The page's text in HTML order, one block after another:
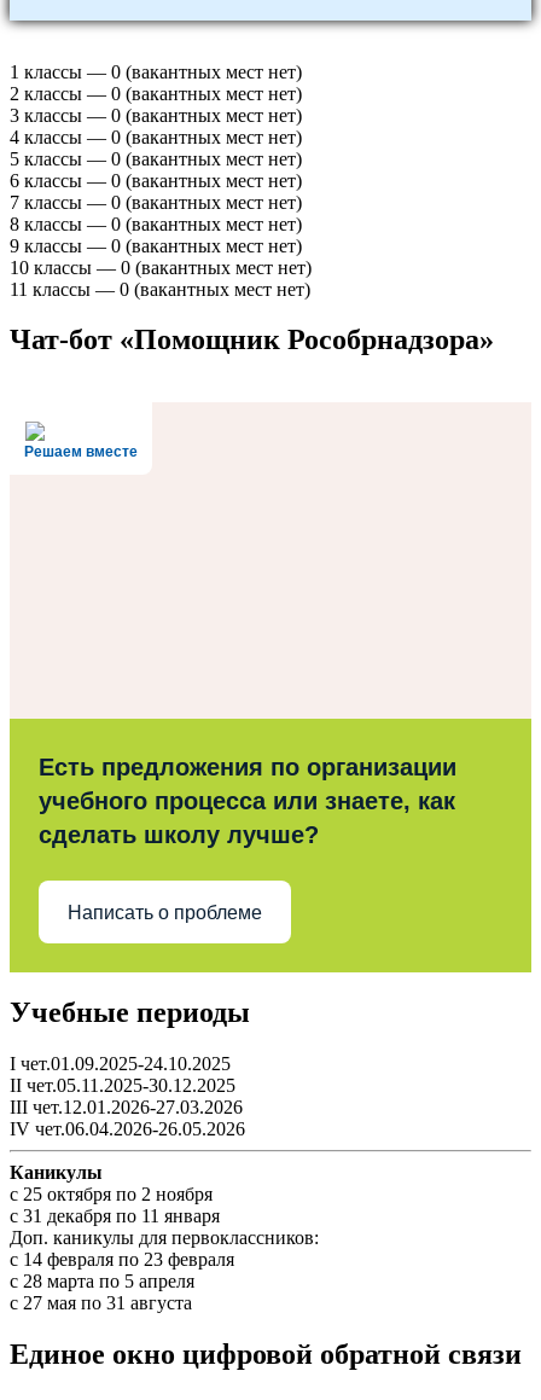
1 классы — 0 (вакантных мест нет)
2 классы — 0 (вакантных мест нет)
3 классы — 0 (вакантных мест нет)
4 классы — 0 (вакантных мест нет)
5 классы — 0 (вакантных мест нет)
6 классы — 0 (вакантных мест нет)
7 классы — 0 (вакантных мест нет)
8 классы — 0 (вакантных мест нет)
9 классы — 0 (вакантных мест нет)
10 классы — 0 (вакантных мест нет)
11 классы — 0 (вакантных мест нет)
Чат-бот «Помощник Рособрнадзора»
Решаем вместе
Есть предложения по организации
учебного процесса или знаете, как
сделать школу лучше?
Написать о проблеме
Учебные периоды
I чет.01.09.2025-24.10.2025
II чет.05.11.2025-30.12.2025
III чет.12.01.2026-27.03.2026
IV чет.06.04.2026-26.05.2026
Каникулы
c 25 октября по 2 ноября
c 31 декабря по 11 января
Доп. каникулы для первоклассников:
с 14 февраля по 23 февраля
с 28 марта по 5 апреля
с 27 мая по 31 августа
Единое окно цифровой обратной связи